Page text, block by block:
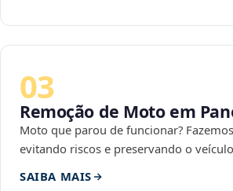
03
Remoção de Moto em
Moto que parou de funcionar?
evitando riscos e preservando o
SAIBA MAIS